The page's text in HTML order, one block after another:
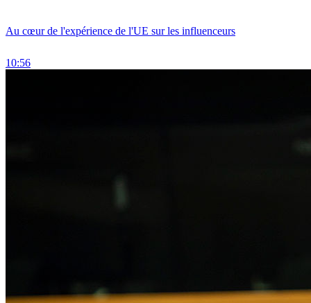
Au cœur de l'expérience de l'UE sur les influenceurs
10:56